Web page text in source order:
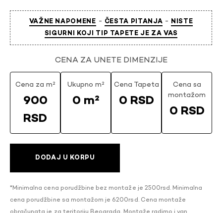
VAŽNE NAPOMENE - ČESTA PITANJA -
NISTE
SIGURNI KOJI TIP TAPETE JE ZA VAS
CENA ZA UNETE DIMENZIJE
Cena za m²
900
RSD
Ukupno m²
0 m²
Cena Tapeta
0 RSD
Cena sa
montažom
0 RSD
DODAJ U KORPU
*Minimalna cena porudžbine bez montaže je 2500rsd. Minimalna
cena porudžbine sa montažom je 6200rsd. Cena montaže